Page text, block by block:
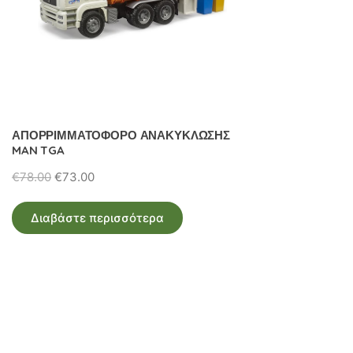
ΑΠΟΡΡΙΜΜΑΤΟΦΟΡΟ ΑΝΑΚΥΚΛΩΣΗΣ
MAN TGA
€78.00 Original
was:
€78.00.
€73.00Η
τιμή
είναι:
Διαβάστε περισσότερα